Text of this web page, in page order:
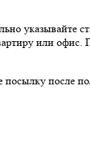
или
после